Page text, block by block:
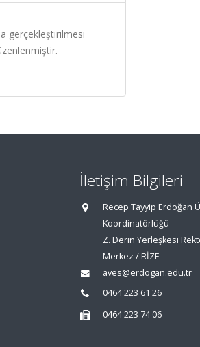
gerçekleştirilmesi
İletişim Bilgileri
Recep Tayyip Erdoğan
Koordinatörlüğü
Z. Derin Yerleşkesi
Merkez / RİZE
aves@erdogan.edu.tr
0464 223 61 26
0464 223 74 06